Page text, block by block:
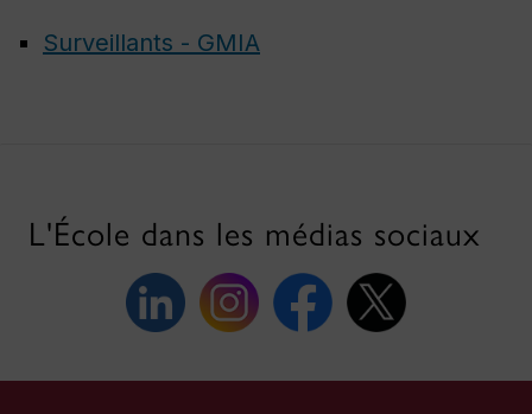
Surveillants - GMIA
L'École dans les médias sociaux